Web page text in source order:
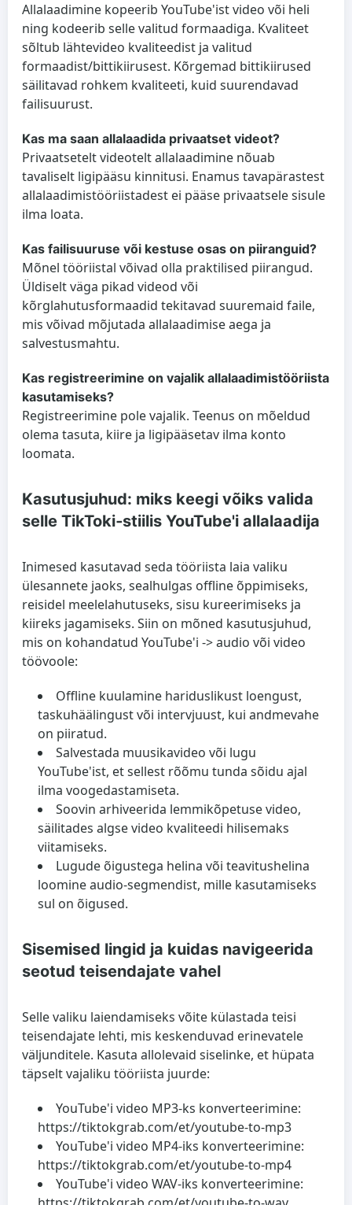
Allalaadimine kopeerib YouTube'ist video või heli
ning kodeerib selle valitud formaadiga. Kvaliteet
sõltub lähtevideo kvaliteedist ja valitud
formaadist/bittikiirusest. Kõrgemad bittikiirused
säilitavad rohkem kvaliteeti, kuid suurendavad
failisuurust.
Kas ma saan allalaadida privaatset videot?
Privaatsetelt videotelt allalaadimine nõuab
tavaliselt ligipääsu kinnitusi. Enamus tavapärastest
allalaadimistööriistadest ei pääse privaatsele sisule
ilma loata.
Kas failisuuruse või kestuse osas on piiranguid?
Mõnel tööriistal võivad olla praktilised piirangud.
Üldiselt väga pikad videod või
kõrglahutusformaadid tekitavad suuremaid faile,
mis võivad mõjutada allalaadimise aega ja
salvestusmahtu.
Kas registreerimine on vajalik allalaadimistööriista
kasutamiseks?
Registreerimine pole vajalik. Teenus on mõeldud
olema tasuta, kiire ja ligipääsetav ilma konto
loomata.
Kasutusjuhud: miks keegi võiks valida
selle TikToki‑stiilis YouTube'i allalaadija
Inimesed kasutavad seda tööriista laia valiku
ülesannete jaoks, sealhulgas offline õppimiseks,
reisidel meelelahutuseks, sisu kureerimiseks ja
kiireks jagamiseks. Siin on mõned kasutusjuhud,
mis on kohandatud YouTube'i -> audio või video
töövoole:
Offline kuulamine hariduslikust loengust,
taskuhäälingust või intervjuust, kui andmevahe
on piiratud.
Salvestada muusikavideo või lugu
YouTube'ist, et sellest rõõmu tunda sõidu ajal
ilma voogedastamiseta.
Soovin arhiveerida lemmikõpetuse video,
säilitades algse video kvaliteedi hilisemaks
viitamiseks.
Lugude õigustega helina või teavitushelina
loomine audio-segmendist, mille kasutamiseks
sul on õigused.
Sisemised lingid ja kuidas navigeerida
seotud teisendajate vahel
Selle valiku laiendamiseks võite külastada teisi
teisendajate lehti, mis keskenduvad erinevatele
väljunditele. Kasuta allolevaid siselinke, et hüpata
täpselt vajaliku tööriista juurde:
YouTube'i video MP3-ks konverteerimine:
https://tiktokgrab.com/et/youtube-to-mp3
YouTube'i video MP4-iks konverteerimine:
https://tiktokgrab.com/et/youtube-to-mp4
YouTube'i video WAV-iks konverteerimine: